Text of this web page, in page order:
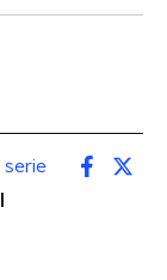
serie